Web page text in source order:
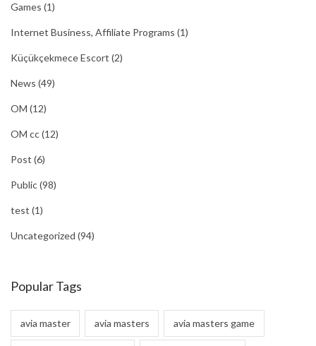
Games (1)
Internet Business, Affiliate Programs (1)
Küçükçekmece Escort (2)
News (49)
OM (12)
OM cc(12)
Post (6)
Public(98)
test (1)
Uncategorized (94)
Popular Tags
avia master avia masters avia masters game